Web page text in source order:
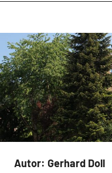
Autor: Gerhard Doll